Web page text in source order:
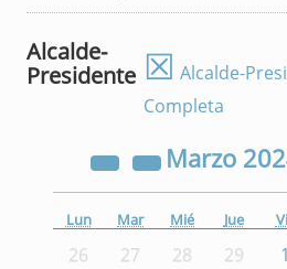
Alcalde-
Presidente ☒ Alcalde-
Completa
Marzo
Lun Mar Mié Jue
26 27 28 29 1